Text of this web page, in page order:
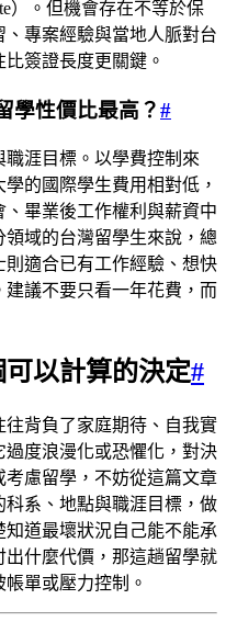
）。但機會存在不等於保
專案經驗與當地人脈對台
簽證長度更關鍵。
學性價比最高？#
涯目標。以學費控制來
的國際學生費用相對低，
畢業後工作權利與薪資中
域的台灣留學生來說，總
適合已有工作經驗、想快
議不要只看一年花費，而
以計算的決定#
背負了家庭期待、自我實
度浪漫化或恐懼化，對決
慮留學，不妨從這篇文章
系、地點與職涯目標，做
道最壞狀況自己能不能承
什麼代價，那這趟留學就
單或壓力控制。